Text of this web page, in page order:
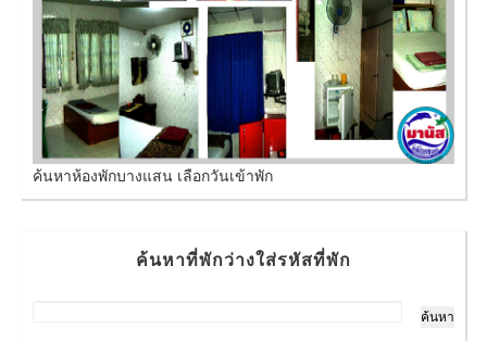
ค้นหาห้องพักบางแสน เลือกวันเข้าพัก
ค้นหาที่พักว่างใส่รหัสที่พัก